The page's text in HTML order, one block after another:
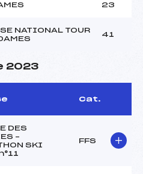
23
NATIONAL TOUR
41
2023
Cat.
DES
–
SKI
FFS